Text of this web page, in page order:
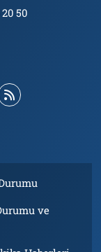
50
ve